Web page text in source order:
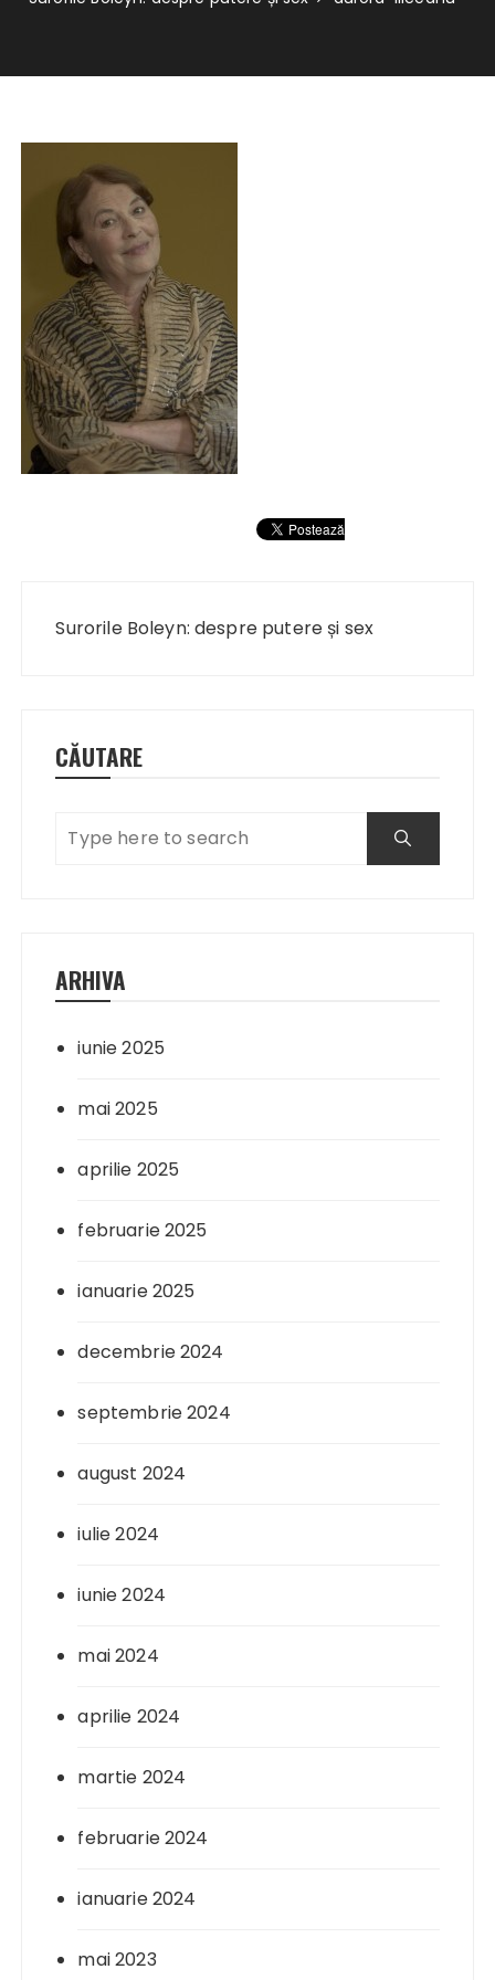
Surorile Boleyn: despre putere și sex
CĂUTARE
ARHIVA
iunie 2025
mai 2025
aprilie 2025
februarie 2025
ianuarie 2025
decembrie 2024
septembrie 2024
august 2024
iulie 2024
iunie 2024
mai 2024
aprilie 2024
martie 2024
februarie 2024
ianuarie 2024
mai 2023